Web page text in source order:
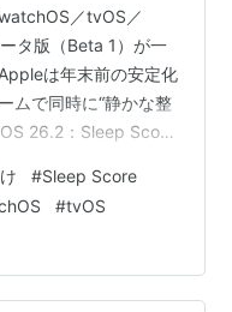
／tvOS／
タ版（Beta 1）が一
は年末前の安定化
ムで同時に“静かな整
26.2：Sleep Score
化 macOS Tahoe
」 watchOS・
静かな整備」 Apple…
#Sleep Score
#tvOS